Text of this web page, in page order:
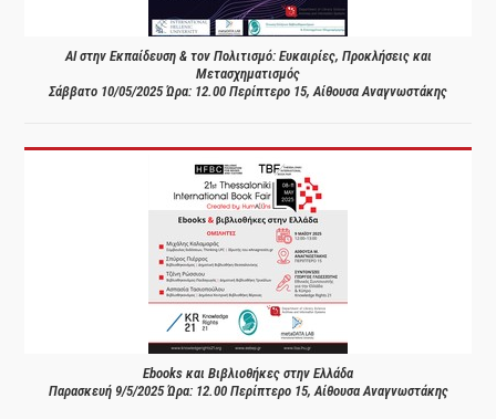
AI στην Εκπαίδευση & τον Πολιτισμό: Ευκαιρίες, Προκλήσεις και
Μετασχηματισμός
Σάββατο 10/05/2025 Ώρα: 12.00 Περίπτερο 15, Αίθουσα Αναγνωστάκης
Ebooks και Βιβλιοθήκες στην Ελλάδα
Παρασκευή 9/5/2025 Ώρα: 12.00 Περίπτερο 15, Αίθουσα Αναγνωστάκης